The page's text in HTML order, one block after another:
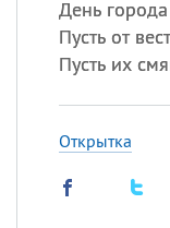
День
Пусть от
Пусть их
Открытка